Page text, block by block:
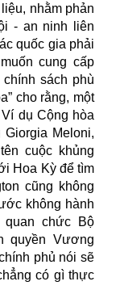
nhằm phản
- an ninh liên
quốc gia phải
cung cấp
sách phù
cho rằng, một
dụ Cộng hòa
Meloni,
cuộc khủng
Hoa Kỳ để tìm
cũng không
không hành
quan chức Bộ
quyền Vương
phủ nói sẽ
có gì thực